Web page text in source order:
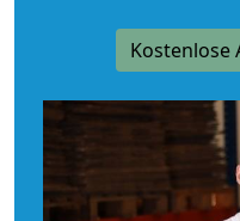
Kostenlose